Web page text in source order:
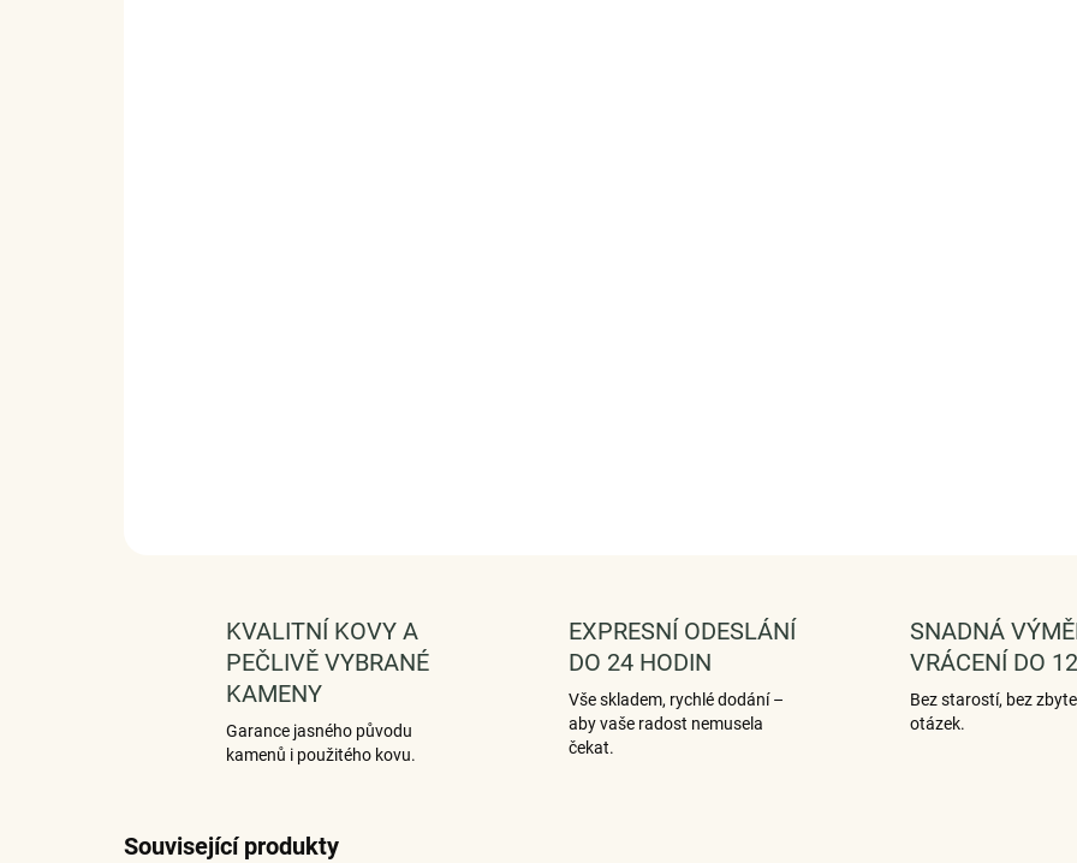
KVALITNÍ KOVY A
PEČLIVĚ VYBRANÉ
KAMENY
Garance jasného původu
kamenů i použitého kovu.
EXPRESNÍ ODESLÁNÍ
DO 24 HODIN
Vše skladem, rychlé dodání –
aby vaše radost nemusela
čekat.
SNADNÁ
VRÁCENÍ DO
Bez starostí, bez
otázek.
Související produkty